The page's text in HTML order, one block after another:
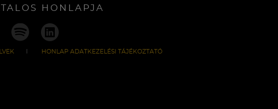
HONLAPJA
HONLAP ADATKEZELÉSI TÁJÉKOZTATÓ